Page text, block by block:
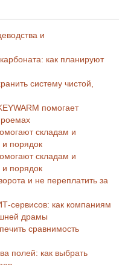
и
как планируют
систему чистой,
помогает
складам и
и порядок
складам и
и порядок
и не переплатить за
сервисов: как компаниям
драмы
сравнимость
полей: как выбрать